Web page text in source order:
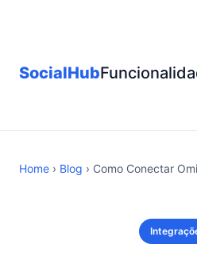
SocialHub
Home › Blog › Como Conectar